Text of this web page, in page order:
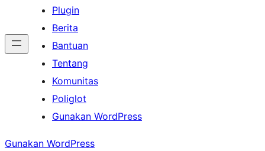
Plugin
Berita
Bantuan
Tentang
Komunitas
Poliglot
Gunakan WordPress
Gunakan WordPress